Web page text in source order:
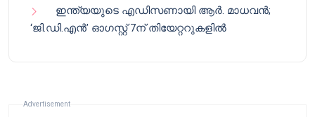
ഇന്ത്യയുടെ എഡിസണായി ആർ. മാധവൻ;
‘ജി.ഡി.എൻ’ ഓഗസ്റ്റ് 7ന് തിയേറ്ററുകളിൽ
Advertisement